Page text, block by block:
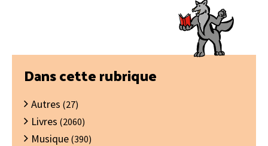
Barre
latérale
principale
Dans cette rubrique
Autres (27)
Livres (2060)
Musique (390)